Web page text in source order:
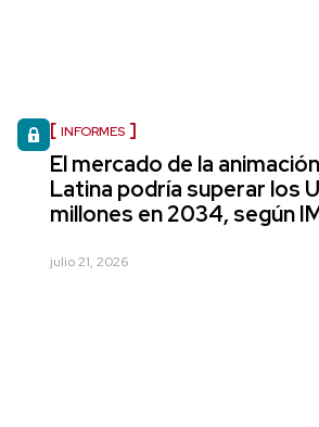
INFORMES
El mercado de la
Latina podría superar los
millones en 2034, según
julio 21, 2026